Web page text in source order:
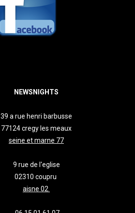
NEWSNIGHTS
39 a rue henri barbusse
77124 cregy les meaux
seine et marne 77
9 rue de l'eglise
02310 coupru
aisne 02